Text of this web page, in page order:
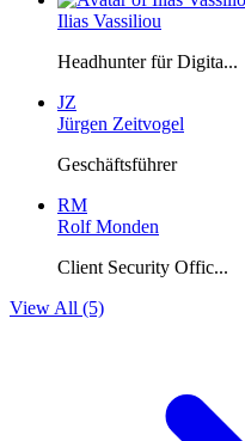
Ilias Vassiliou
Headhunter für Digita...
JZ
Jürgen Zeitvogel
Geschäftsführer
RM
Rolf Monden
Client Security Offic...
View All (5)